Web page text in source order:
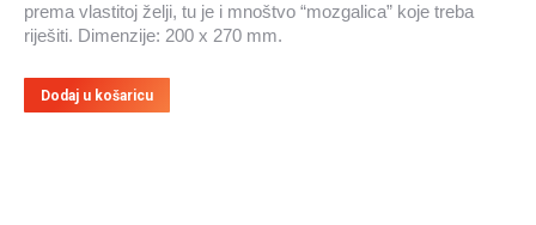
prema vlastitoj želji, tu je i mnoštvo “mozgalica” koje treba
riješiti. Dimenzije: 200 x 270 mm.
Dodaj u košaricu